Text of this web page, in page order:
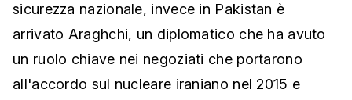
sicurezza nazionale, invece in Pakistan è
arrivato Araghchi, un diplomatico che ha avuto
un ruolo chiave nei negoziati che portarono
all'accordo sul nucleare iraniano nel 2015 e